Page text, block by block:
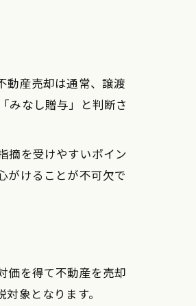
動産売却は通常、譲渡
みなし贈与」と判断さ
摘を受けやすいポイン
がけることが不可欠で
価を得て不動産を売却
象となります。